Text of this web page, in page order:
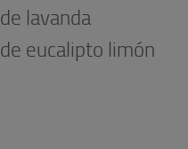
lavanda
eucalipto limón